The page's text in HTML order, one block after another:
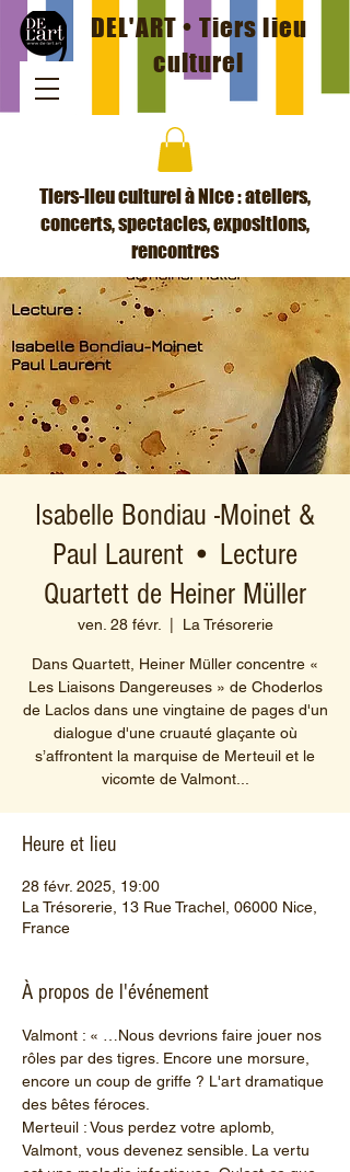
DEL'ART • Tiers lieu
culturel
Tiers-lieu culturel à Nice : ateliers,
concerts, spectacles, expositions,
rencontres
Isabelle Bondiau -Moinet &
Paul Laurent • Lecture
Quartett de Heiner Müller
ven. 28 févr. La Trésorerie
Dans Quartett, Heiner Müller concentre «
Les Liaisons Dangereuses » de Choderlos
de Laclos dans une vingtaine de pages d'un
dialogue d'une cruauté glaçante où
s’affrontent la marquise de Merteuil et le
vicomte de Valmont...
Heure et lieu
28 févr. 2025, 19:00
La Trésorerie, 13 Rue Trachel, 06000 Nice,
France
À propos de l'événement
Valmont : « …Nous devrions faire jouer nos
rôles par des tigres. Encore une morsure,
encore un coup de griffe ? L'art dramatique
des bêtes féroces.
Merteuil : Vous perdez votre aplomb,
Valmont, vous devenez sensible. La vertu